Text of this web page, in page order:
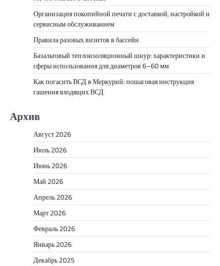
Организация покопийной печати с доставкой, настройкой и
сервисным обслуживанием
Правила разовых визитов в бассейн
Базальтовый теплоизоляционный шнур: характеристики и
сферы использования для диаметров 6–60 мм
Как погасить ВСД в Меркурий: пошаговая инструкция
гашения входящих ВСД
Архив
Август 2026
Июль 2026
Июнь 2026
Май 2026
Апрель 2026
Март 2026
Февраль 2026
Январь 2026
Декабрь 2025